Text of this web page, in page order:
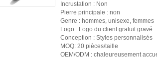
Incrustation : Non
Pierre principale : non
Genre : hommes, unisexe, femmes
Logo : Logo du client gratuit gravé
Conception : Styles personnalisés
MOQ: 20 pièces/taille
OEM/ODM : chaleureusement